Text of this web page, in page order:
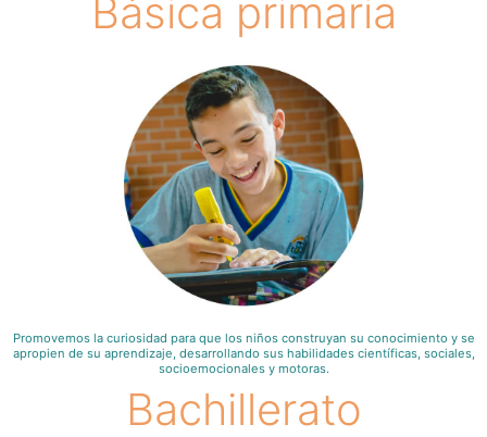
Básica primaria
Promovemos la curiosidad para que los niños construyan su conocimiento y se
apropien de su aprendizaje, desarrollando sus habilidades científicas, sociales,
socioemocionales y motoras.
Bachillerato